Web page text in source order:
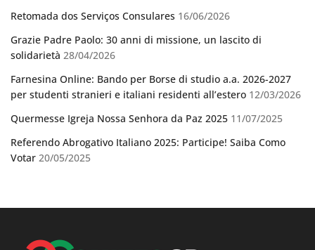
Retomada dos Serviços Consulares 16/06/2026
Grazie Padre Paolo: 30 anni di missione, un lascito di
solidarietà 28/04/2026
Farnesina Online: Bando per Borse di studio a.a. 2026-2027
per studenti stranieri e italiani residenti all’estero 12/03/2026
Quermesse Igreja Nossa Senhora da Paz 2025 11/07/2025
Referendo Abrogativo Italiano 2025: Participe! Saiba Como
Votar 20/05/2025